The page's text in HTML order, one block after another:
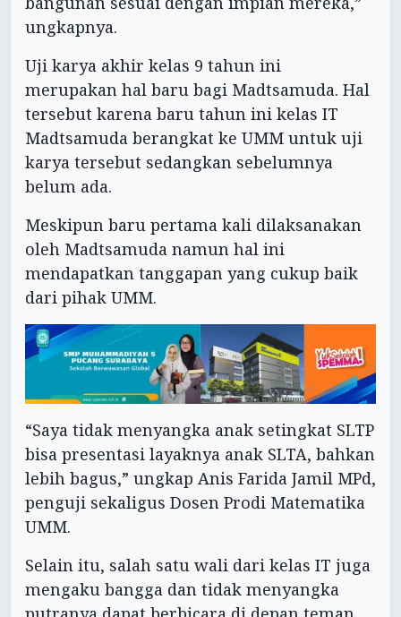
ungkapnya.
Uji karya akhir kelas 9 tahun ini
merupakan hal baru bagi Madtsamuda. Hal
tersebut karena baru tahun ini kelas IT
Madtsamuda berangkat ke UMM untuk uji
karya tersebut sedangkan sebelumnya
belum ada.
Meskipun baru pertama kali dilaksanakan
oleh Madtsamuda namun hal ini
mendapatkan tanggapan yang cukup baik
dari pihak UMM.
“Saya tidak menyangka anak setingkat SLTP
bisa presentasi layaknya anak SLTA, bahkan
lebih bagus,” ungkap Anis Farida Jamil MPd,
penguji sekaligus Dosen Prodi Matematika
UMM.
Selain itu, salah satu wali dari kelas IT juga
mengaku bangga dan tidak menyangka